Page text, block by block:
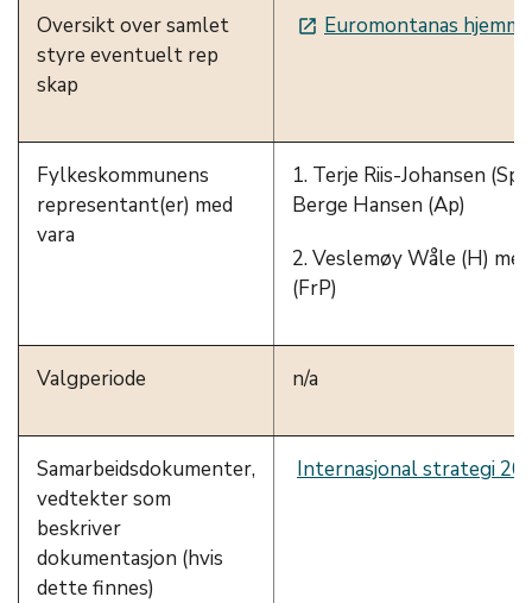
Oversikt over samlet
styre eventuelt rep
skap
launch Euromontanas
Fylkeskommunens
representant(er) med
vara
1. Terje Riis-Johansen
Berge Hansen (Ap)
2. Veslemøy Wåle (H)
(FrP)
Valgperiode n/a
Samarbeidsdokumenter,
vedtekter som
beskriver
dokumentasjon (hvis
dette finnes)
Internasjonal strategi